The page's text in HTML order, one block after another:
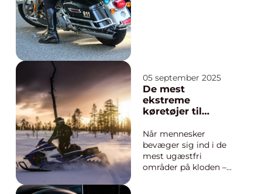
behovet for mobilitet
vokser, har producen...
05 september 2025
De mest
ekstreme
køretøjer til
r
Når mennesker
bevæger sig ind i de
mest ugæstfri
områder på kloden –